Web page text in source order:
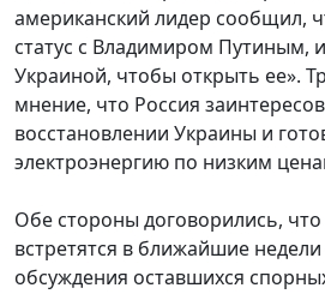
американский лидер сообщил,
статус с Владимиром Путиным,
Украиной, чтобы открыть ее».
мнение, что Россия
восстановлении Украины и
электроэнергию по низким
Обе стороны договорились,
встретятся в ближайшие
обсуждения оставшихся